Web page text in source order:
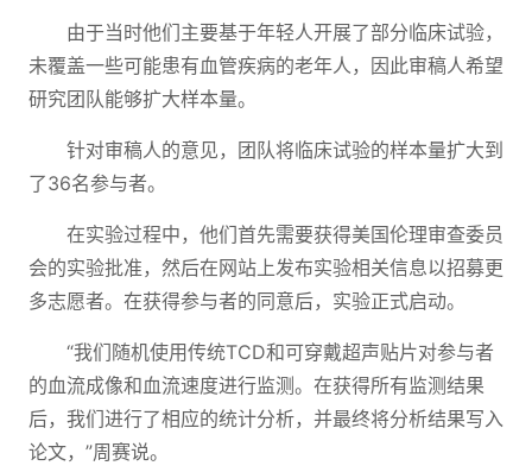
由于当时他们主要基于年轻人开展了部分临床试验，
未覆盖一些可能患有血管疾病的老年人，因此审稿人希望
研究团队能够扩大样本量。
针对审稿人的意见，团队将临床试验的样本量扩大到
了36名参与者。
在实验过程中，他们首先需要获得美国伦理审查委员
会的实验批准，然后在网站上发布实验相关信息以招募更
多志愿者。在获得参与者的同意后，实验正式启动。
“我们随机使用传统TCD和可穿戴超声贴片对参与者
的血流成像和血流速度进行监测。在获得所有监测结果
后，我们进行了相应的统计分析，并最终将分析结果写入
论文，”周赛说。